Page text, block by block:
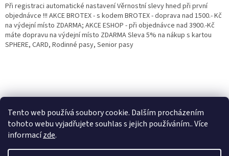
Tento web používá soubory cookie. Dalším procházením
tohoto webu vyjadřujete souhlas s jejich používáním.. Více
informacízde.
Při registraci automatické nastavení Věrnostní slevy hned při první
objednávce !!! AKCE BROTEX - s kodem BROTEX - doprava nad 1500.- Kč
na výdejní místo ZDARMA; AKCE ESHOP - při objednávce nad 3900.-Kč
máte dopravu na výdejní místo ZDARMA Sleva 5% na nákup s kartou
SPHERE, CARD, Rodinné pasy, Senior pasy